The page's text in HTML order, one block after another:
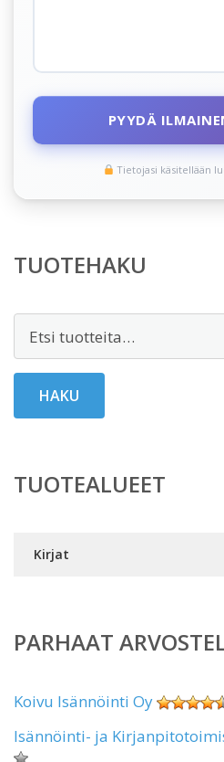
PYYDÄ
Tietojasi käsitellään
TUOTEHAKU
HAKU
TUOTEALUEET
Kirjat
PARHAAT
Koivu Isännöinti Oy
Isännöinti- ja